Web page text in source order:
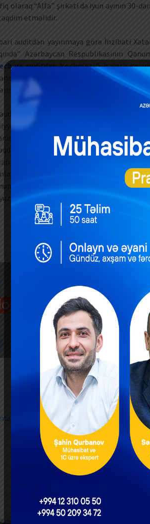
olaraq “Alfa” şirkəti də iyun ayının 30-
etməlidir.
auditdən yayınmaya görə İnzibati
Azərbaycan Respublikasının
auditden-kechmesi/)həyata
altı yüz manatadək məbləğdə,
edilir.
görə isə İnzibati Xətalar
hesabatlarının və birləşdirilmiş
müəyyən etdiyi orqana
olunması, dərc edilməsi, o
informasiya və göstəricilərin əks
müəyyən edilmiş qaydaların
tələblərinə uyğun olaraq mühasibat
manatadək məbləğdə, hüquqi şəxslər
ekspert və ya mütəxəssis hansı
Fiziki şəxsə icarə haqqını